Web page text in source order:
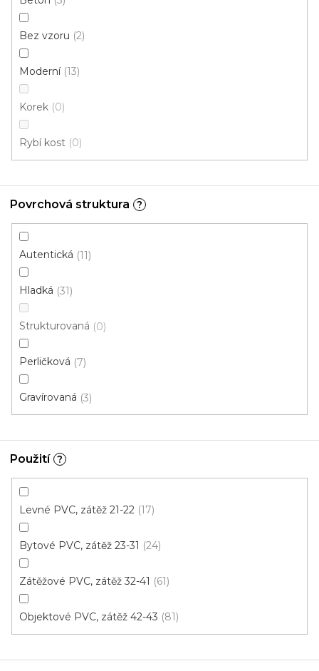
Bez vzoru 2
Moderní 13
Korek 0
Rybí kost 0
Povrchová struktura ?
Autentická 11
Hladká 31
Strukturovaná 0
Perličková 7
Gravírovaná 3
Použití ?
Levné PVC, zátěž 21-22 17
Bytové PVC, zátěž 23-31 24
Zátěžové PVC, zátěž 32-41 61
Objektové PVC, zátěž 42-43 81
PVC podlaha FLOORTEX Limoux 533
od332 Kč/ m2
4 m 3 m
PVC podlaha FLOORTEX Limoux 536
Skladem externě, odesíláme do 2-3 dnů